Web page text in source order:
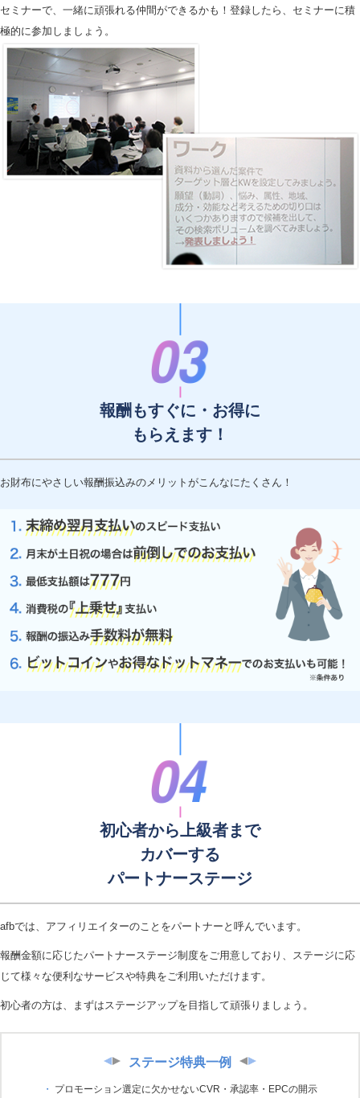
セミナーで、一緒に頑張れる仲間ができるかも！登録したら、セミナーに積
極的に参加しましょう。
報酬もすぐに・お得に
もらえます！
お財布にやさしい報酬振込みのメリットがこんなにたくさん！
初心者から上級者まで
カバーする
パートナーステージ
afbでは、アフィリエイターのことをパートナーと呼んでいます。
報酬金額に応じたパートナーステージ制度をご用意しており、ステージに応
じて様々な便利なサービスや特典をご利用いただけます。
初心者の方は、まずはステージアップを目指して頑張りましょう。
ステージ特典一例
プロモーション選定に欠かせないCVR・承認率・EPCの開示